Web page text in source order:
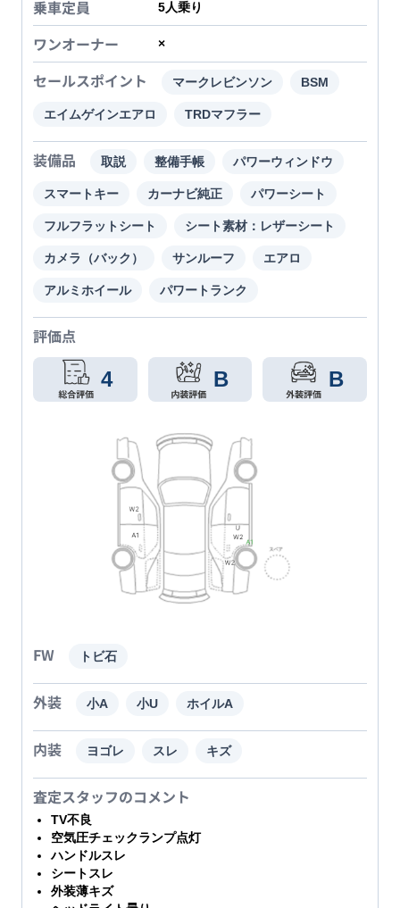
乗車定員 5人乗り
ワンオーナー ×
セールスポイント マークレビンソン BSM
エイムゲインエアロ TRDマフラー
装備品 取説 整備手帳 パワーウィンドウ
スマートキー カーナビ純正 パワーシート
フルフラットシート シート素材：レザーシート
カメラ（バック） サンルーフ エアロ
アルミホイール パワートランク
評価点
4 B B
FW トビ石
外装 小A 小U ホイルA
内装 ヨゴレ スレ キズ
査定スタッフのコメント
TV不良
空気圧チェックランプ点灯
ハンドルスレ
シートスレ
外装薄キズ